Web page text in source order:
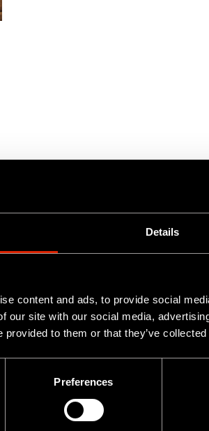
Details
content and ads, to provide social
our site with our social media,
provided to them or that they’ve
Preferences